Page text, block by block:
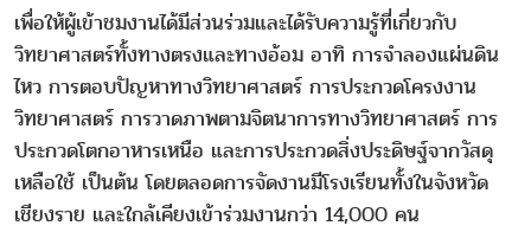
เพื่อให้ผู้เข้าชมงานได้มีส่วนร่วมและได้รับความรู้ที่เกี่ยวกับ
วิทยาศาสตร์ทั้งทางตรงและทางอ้อม อาทิ การจำลองแผ่นดิน
ไหว การตอบปัญหาทางวิทยาศาสตร์ การประกวดโครงงาน
วิทยาศาสตร์ การวาดภาพตามจิตนาการทางวิทยาศาสตร์ การ
ประกวดโตกอาหารเหนือ และการประกวดสิ่งประดิษฐ์จากวัสดุ
เหลือใช้ เป็นต้น โดยตลอดการจัดงานมีโรงเรียนทั้งในจังหวัด
เชียงราย และใกล้เคียงเข้าร่วมงานกว่า 14,000 คน